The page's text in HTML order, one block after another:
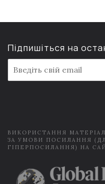
Підпишіться на
m
a
ВИКОРИСТАННЯ
ЗА УМОВИ ПОСИЛАННЯ
ГІПЕРПОСИЛАННЯ) НА